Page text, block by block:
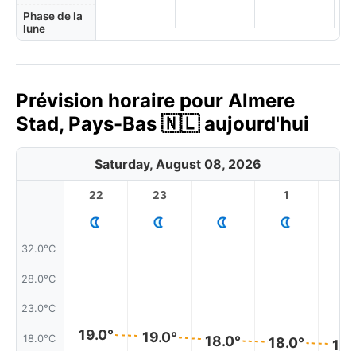
Phase de la
lune
Prévision horaire pour Almere
Stad, Pays-Bas 🇳🇱 aujourd'hui
Saturday, August 08, 2026
32.0°C
28.0°C
23.0°C
18.0°C
22
19.0°
23
19.0° 18.0°
1
18.0°